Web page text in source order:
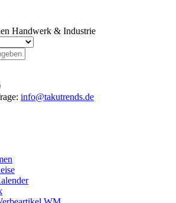
Handwerk & Industrie
info@takutrends.de